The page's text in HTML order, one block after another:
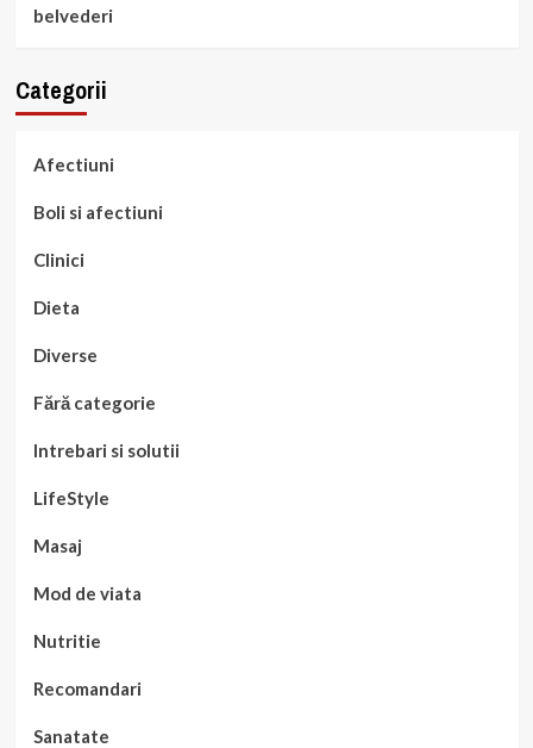
belvederi
Categorii
Afectiuni
Boli si afectiuni
Clinici
Dieta
Diverse
Fără categorie
Intrebari si solutii
LifeStyle
Masaj
Mod de viata
Nutritie
Recomandari
Sanatate